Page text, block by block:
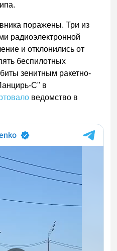
поражены. Три из
радиоэлектронной
и отклонились от
беспилотных
зенитным ракетно-
С" в
ведомство в